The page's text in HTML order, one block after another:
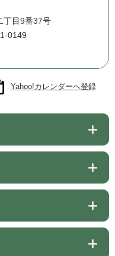
丁目9番37号
0149
Yahoo!カレンダーへ登録